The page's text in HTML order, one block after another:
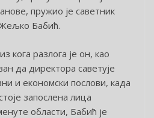
пружио је саветник
Бабић.
кога разлога је он, као
да директора саветује
и економски послови, када
запослена лица
области, Бабић је